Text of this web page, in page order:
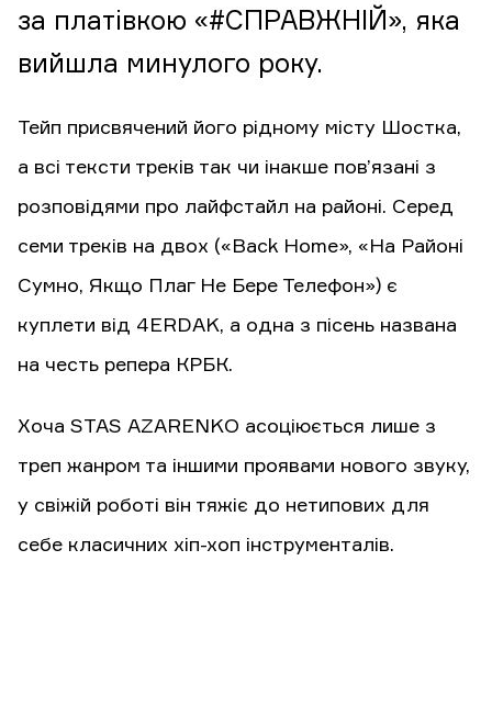
за платівкою «#СПРАВЖНІЙ», яка
вийшла минулого року.
Тейп присвячений його рідному місту Шостка,
а всі тексти треків так чи інакше пов’язані з
розповідями про лайфстайл на районі. Серед
семи треків на двох («Back Home», «На Районі
Сумно, Якщо Плаг Не Бере Телефон») є
куплети від 4ERDAK, а одна з пісень названа
на честь репера КРБК.
Хоча STAS AZARENKO асоціюється лише з
треп жанром та іншими проявами нового звуку,
у свіжій роботі він тяжіє до нетипових для
себе класичних хіп-хоп інструменталів.